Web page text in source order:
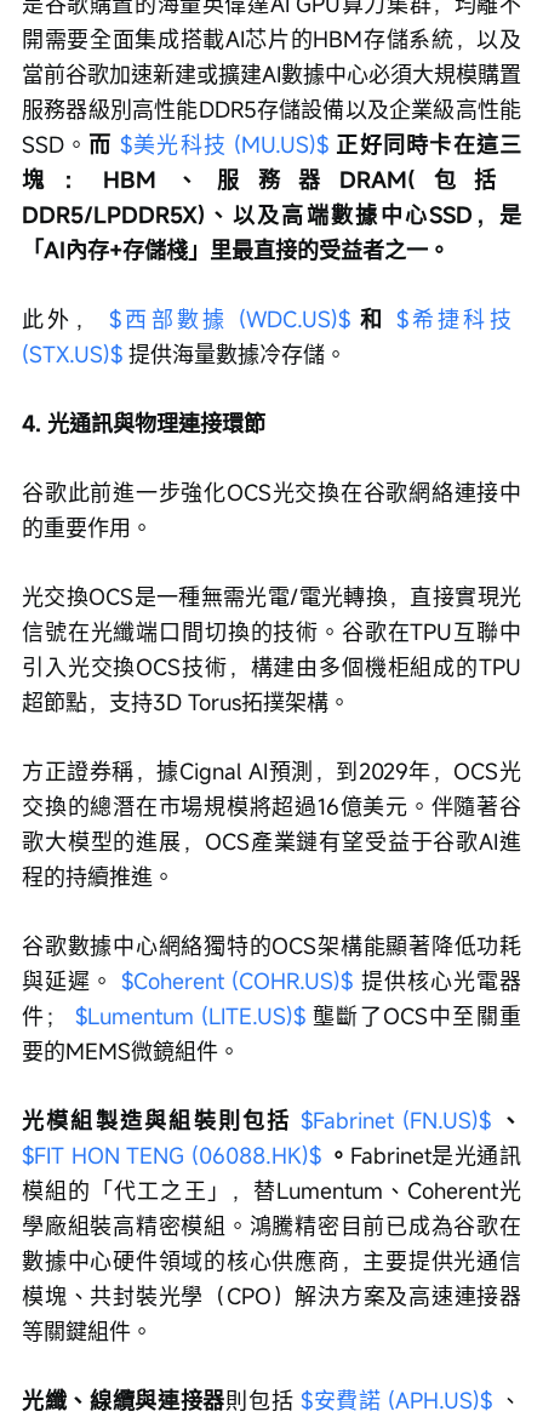
開需要全面集成搭載AI芯片的HBM存儲系統，以及
當前谷歌加速新建或擴建AI數據中心必須大規模購置
服務器級別高性能DDR5存儲設備以及企業級高性能
SSD。 而 $美光科技 (MU.US)$ 正好同時卡在這三
塊：HBM、服務器DRAM(包括
DDR5/LPDDR5X)、以及高端數據中心SSD，是
「AI內存+存儲棧」里最直接的受益者之一。
此外， $西部數據 (WDC.US)$ 和 $希捷科技
(STX.US)$ 提供海量數據冷存儲。
4. 光通訊與物理連接環節
谷歌此前進一步強化OCS光交換在谷歌網絡連接中
的重要作用。
光交換OCS是一種無需光電/電光轉換，直接實現光
信號在光纖端口間切換的技術。谷歌在TPU互聯中
引入光交換OCS技術，構建由多個機柜組成的TPU
超節點，支持3D Torus拓撲架構。
方正證券稱，據Cignal AI預測，到2029年，OCS光
交換的總潛在市場規模將超過16億美元。伴隨著谷
歌大模型的進展，OCS產業鏈有望受益于谷歌AI進
程的持續推進。
谷歌數據中心網絡獨特的OCS架構能顯著降低功耗
與延遲。 $Coherent (COHR.US)$ 提供核心光電器
件； $Lumentum (LITE.US)$ 壟斷了OCS中至關重
要的MEMS微鏡組件。
光模組製造與組裝則包括 $Fabrinet (FN.US)$ 、
$FIT HON TENG (06088.HK)$ 。 Fabrinet是光通訊
模組的「代工之王」，替Lumentum、Coherent光
學廠組裝高精密模組。鴻騰精密目前已成為谷歌在
數據中心硬件領域的核心供應商，主要提供光通信
模塊、共封裝光學（CPO）解決方案及高速連接器
等關鍵組件。
光纖、線纜與連接器則包括 $安費諾 (APH.US)$ 、